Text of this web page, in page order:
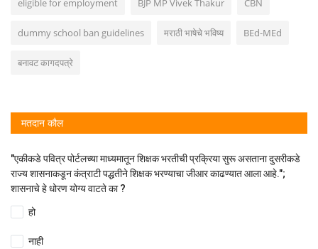
eligible for employment BJP MP Vivek Thakur CBN
dummy school ban guidelines मराठी भाषेचे भविष्य BEd-MEd
बनावट कागदपत्रे
मतदान कौल
"एकीकडे पवित्र पोर्टलच्या माध्यमातून शिक्षक भरतीची प्रक्रिया सुरू असताना दुसरीकडे
राज्य शासनाकडून कंत्राटी पद्धतीने शिक्षक भरण्याचा जीआर काढण्यात आला आहे.";
शासनाचे हे धोरण योग्य वाटते का ?
हो
नाही